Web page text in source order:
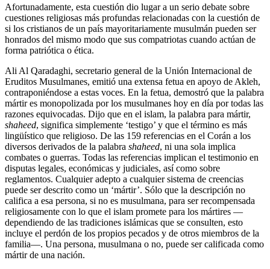
Afortunadamente, esta cuestión dio lugar a un serio debate sobre
cuestiones religiosas más profundas relacionadas con la cuestión de
si los cristianos de un país mayoritariamente musulmán pueden ser
honrados del mismo modo que sus compatriotas cuando actúan de
forma patriótica o ética.
Ali Al Qaradaghi, secretario general de la Unión Internacional de
Eruditos Musulmanes, emitió una extensa fetua en apoyo de Akleh,
contraponiéndose a estas voces. En la fetua, demostró que la palabra
mártir es monopolizada por los musulmanes hoy en día por todas las
razones equivocadas. Dijo que en el islam, la palabra para mártir,
shaheed, significa simplemente ‘testigo’ y que el término es más
lingüístico que religioso. De las 159 referencias en el Corán a los
diversos derivados de la palabra shaheed, ni una sola implica
combates o guerras. Todas las referencias implican el testimonio en
disputas legales, económicas y judiciales, así como sobre
reglamentos. Cualquier adepto a cualquier sistema de creencias
puede ser descrito como un ‘mártir’. Sólo que la descripción no
califica a esa persona, si no es musulmana, para ser recompensada
religiosamente con lo que el islam promete para los mártires —
dependiendo de las tradiciones islámicas que se consulten, esto
incluye el perdón de los propios pecados y de otros miembros de la
familia—. Una persona, musulmana o no, puede ser calificada como
mártir de una nación.